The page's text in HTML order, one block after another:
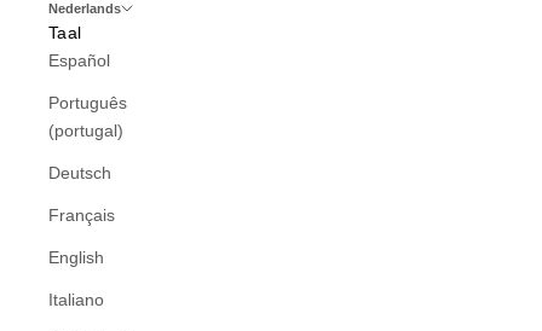
Nederlands
Taal
Español
Português
(portugal)
Deutsch
Français
English
Italiano